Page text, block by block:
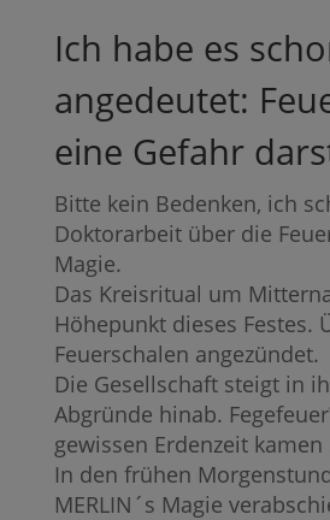
Ich habe es
angedeutet:
eine Gefahr
Bitte kein Bedenken, ich
Doktorarbeit über die
Magie.
Das Kreisritual um
Höhepunkt dieses Festes.
Feuerschalen angezündet.
Die Gesellschaft steigt in
Abgründe hinab.
gewissen Erdenzeit kamen
In den frühen
MERLIN´s Magie